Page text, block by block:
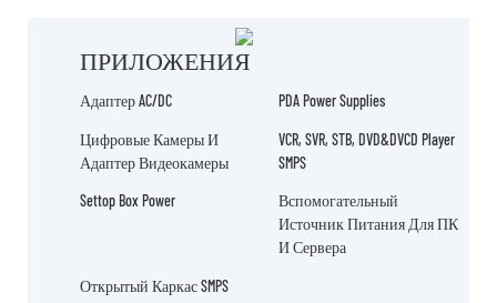
ПРИЛОЖЕНИЯ
Адаптер AC/DC PDA Power Supplies
Цифровые Камеры И
Адаптер Видеокамеры
VCR, SVR, STB, DVD&DVCD Player
SMPS
Settop Box Power
Вспомогательный
Источник Питания Для ПК
И Сервера
Открытый Каркас SMPS